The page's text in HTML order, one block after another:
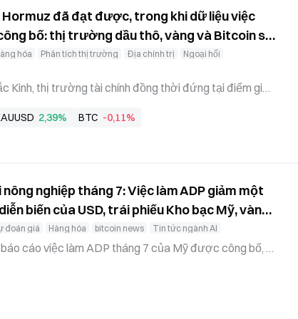
đã đạt được, trong khi dữ liệu việc
bố: thị trường dầu thô, vàng và Bitcoin sẽ
hóa Phân tích thị trường Địa chính trị
Ngoại hối
Kinh, thị trường tài chính đồng thời đứng tại điểm giao
vào tối nay theo giờ Bắc Kinh được thị trường xem r
lộ trình chính sách tiếp theo của Cục Dự trữ Liên ba
2,39% BTC -0,11%
nghiệp tháng 7: Việc làm ADP giảm một
biến của USD, trái phiếu Kho bạc Mỹ, vàng
đoán giá Hàng hóa bitcoin news Tin tức ngành AI
cáo việc làm ADP tháng 7 của Mỹ được công bố, t
lộ trình chính sách của Cục Dự trữ Liên bang Mỹ (F
khỏe kinh tế Mỹ, dữ liệu việc làm phi nông nghiệp kh